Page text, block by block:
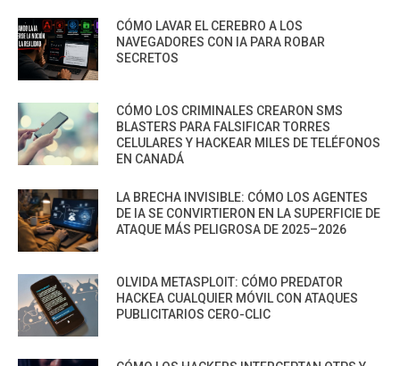
CÓMO LAVAR EL CEREBRO A LOS
NAVEGADORES CON IA PARA ROBAR
SECRETOS
CÓMO LOS CRIMINALES CREARON SMS
BLASTERS PARA FALSIFICAR TORRES
CELULARES Y HACKEAR MILES DE TELÉFONOS
EN CANADÁ
LA BRECHA INVISIBLE: CÓMO LOS AGENTES
DE IA SE CONVIRTIERON EN LA SUPERFICIE DE
ATAQUE MÁS PELIGROSA DE 2025–2026
OLVIDA METASPLOIT: CÓMO PREDATOR
HACKEA CUALQUIER MÓVIL CON ATAQUES
PUBLICITARIOS CERO-CLIC